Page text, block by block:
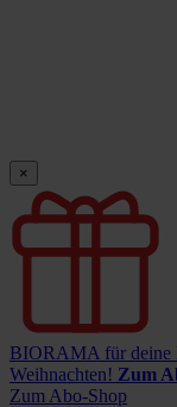
×
BIORAMA für deine
Weihnachten! Zum
Zum Abo-Shop